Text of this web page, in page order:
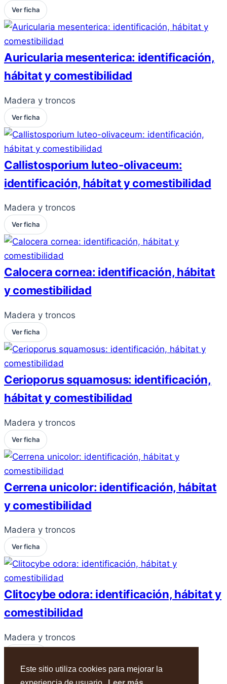
Este sitio utiliza cookies para mejorar la
Ver ficha
Auricularia mesenterica: identificación,
hábitat y comestibilidad
Madera y troncos
Ver ficha
Callistosporium luteo-olivaceum:
identificación, hábitat y comestibilidad
Madera y troncos
Ver ficha
Calocera cornea: identificación, hábitat
y comestibilidad
Madera y troncos
Ver ficha
Cerioporus squamosus: identificación,
hábitat y comestibilidad
Madera y troncos
Ver ficha
Cerrena unicolor: identificación, hábitat
y comestibilidad
Madera y troncos
Ver ficha
Clitocybe odora: identificación, hábitat y
comestibilidad
Madera y troncos